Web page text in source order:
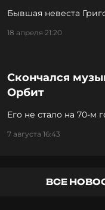
Бывшая невеста
18 апреля 21:20
Скончался
Орбит
Его не стало на 70-м
7 августа 16:43
ВСЕ